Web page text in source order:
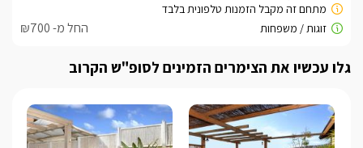
החל מ- ₪700
גלו עכשיו את הצימרים הזמינים לסופ"ש הקרוב